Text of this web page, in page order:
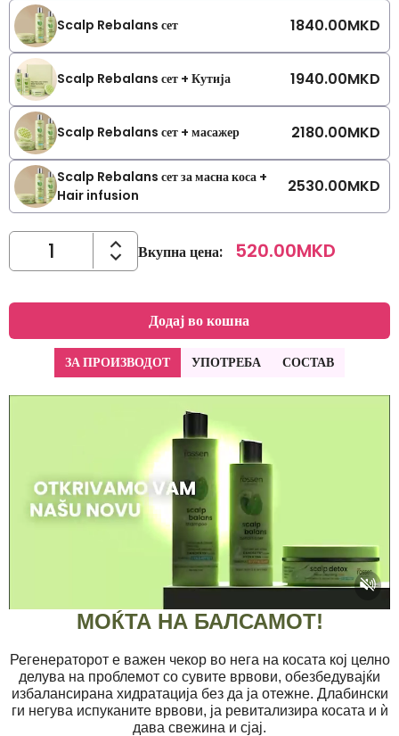
Scalp Rebalans сет 1840.00MKD
Scalp Rebalans сет + Кутија 1940.00MKD
Scalp Rebalans сет + масажер 2180.00MKD
Scalp Rebalans сет за масна коса +
Hair infusion
2530.00MKD
Вкупна цена: 520.00MKD
Додај во кошна
ЗА ПРОИЗВОДОТ УПОТРЕБА СОСТАВ
МОЌТА НА БАЛСАМОТ!
Регенераторот е важен чекор во нега на косата кој целно
делува на проблемот со сувите врвови, обезбедувајќи
избалансирана хидратација без да ја отежне. Длабински
ги негува испуканите врвови, ја ревитализира косата и ѝ
дава свежина и сјај.